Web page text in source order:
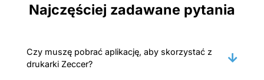
Najczęściej zadawane pytania
Czy muszę pobrać aplikację, aby skorzystać z
drukarki Zeccer?